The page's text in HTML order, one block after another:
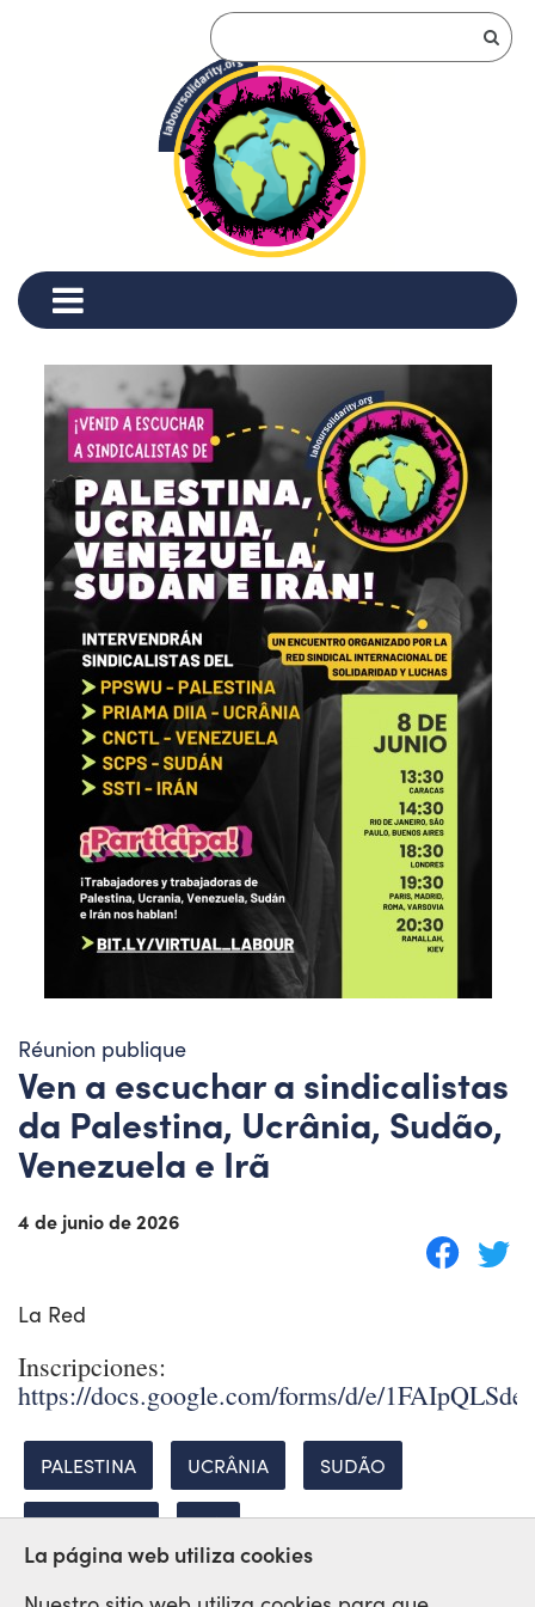
Réunion publique
Ven a escuchar a sindicalistas
da Palestina, Ucrânia, Sudão,
Venezuela e Irã
4 de junio de 2026
La Red
Inscripciones:
https://docs.google.com/forms/d/e/
PALESTINA UCRÂNIA SUDÃO
VENEZUELA IRÃ
La página web utiliza cookies